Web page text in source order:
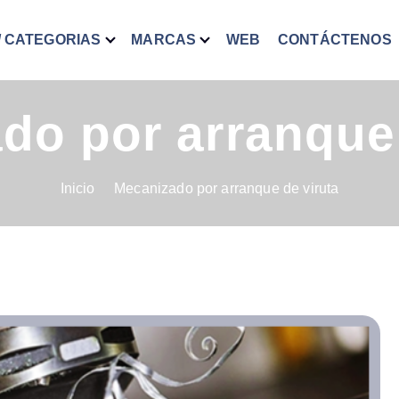
CATEGORIAS MARCAS WEB CONTÁCTENOS
por
Inicio Mecanizado por arranque de viruta